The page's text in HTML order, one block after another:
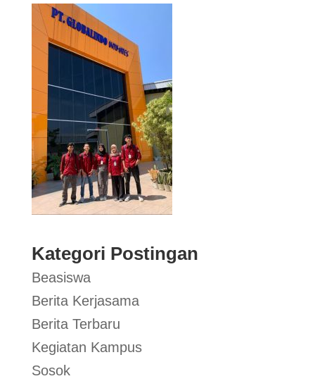
Kategori Postingan
Beasiswa
Berita Kerjasama
Berita Terbaru
Kegiatan Kampus
Sosok